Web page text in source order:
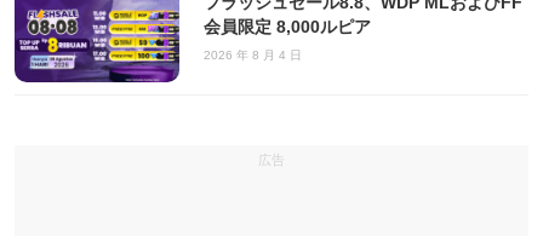
会員限定 8,000ルピア
2026 年 8 月 4 日
広告